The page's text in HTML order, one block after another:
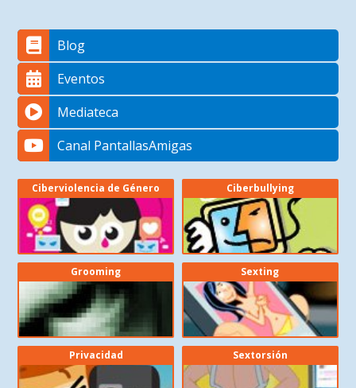
Blog
Eventos
Mediateca
Canal PantallasAmigas
Ciberviolencia de Género Ciberbullying
Grooming Sexting
Privacidad Sextorsión